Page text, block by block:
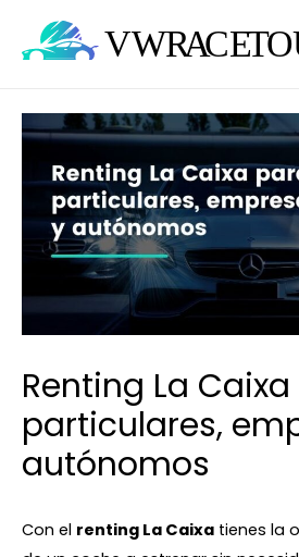
Renting La
particulares,
autónomos
Con el renting La Caixa tienes la